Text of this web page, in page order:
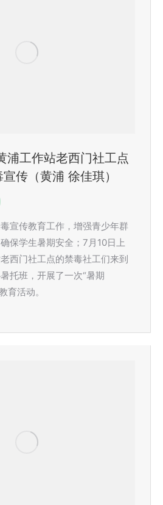
浦工作站老西门社工点
传（黄浦 徐佳琪）
宣传教育工作，增强青少年群
保学生暑期安全；7月10日上
西门社工点的禁毒社工们来到
托班，开展了一次“暑期
育活动。